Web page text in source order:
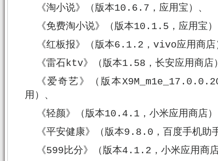
《淘小说》（版本10.6.7，应用宝）、
《免费淘小说》（版本10.1.5，应用宝
《红板报》（版本6.1.2，vivo应用商店
《雷石ktv》（版本1.58，长安应用商店
《爱奇艺》（版本
用）、
《轻颜》（版本10.4.1，小米应用商店
《平安健康》（版本9.8.0，百度手机助
《599比分》（版本4.1.2，小米应用商